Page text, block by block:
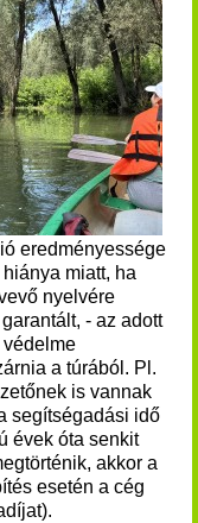
eredményessége
miatt, ha
nyelvére
- az adott
a túrából. Pl.
is vannak
segítségadási idő
évek óta senkit
akkor a
esetén a cég